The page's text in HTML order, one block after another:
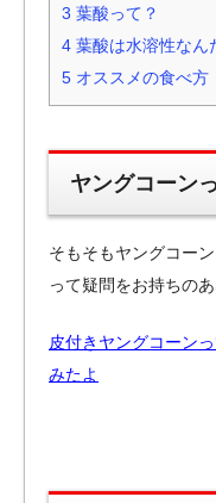
3 葉酸って？
4 葉酸は水溶性なん
5 オススメの食べ方
ヤングコーン
そもそもヤングコー
って疑問をお持ちの
皮付きヤングコーン
みたよ